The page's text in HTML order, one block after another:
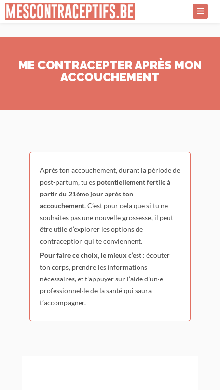
Aller
au
ME CONTRACEPTER APRÈS MON
ACCOUCHEMENT
Après ton accouchement, durant la période de
post-partum, tu es potentiellement fertile à
partir du 21ème jour après ton
accouchement. C’est pour cela que si tu ne
souhaites pas une nouvelle grossesse, il peut
être utile d’explorer les options de
contraception qui te conviennent.
Pour faire ce choix, le mieux c’est : écouter
ton corps, prendre les informations
nécessaires, et t’appuyer sur l’aide d’un·e
professionnel·le de la santé qui saura
t’accompagner.